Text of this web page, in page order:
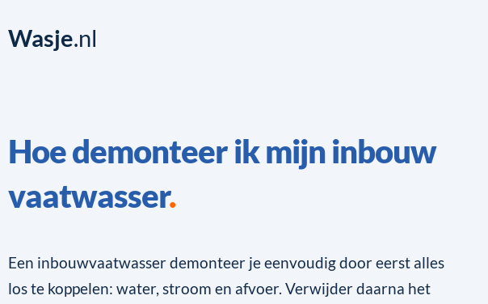
Wasje.nl
Hoe demonteer ik mijn inbouw
vaatwasser
Een inbouwvaatwasser demonteer je eenvoudig door eerst alles
los te koppelen: water, stroom en afvoer. Verwijder daarna het